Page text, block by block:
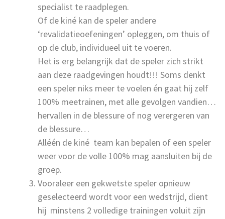
specialist te raadplegen.
Of de kiné kan de speler andere
‘revalidatieoefeningen’ opleggen, om thuis of
op de club, individueel uit te voeren.
Het is erg belangrijk dat de speler zich strikt
aan deze raadgevingen houdt!!! Soms denkt
een speler niks meer te voelen én gaat hij zelf
100% meetrainen, met alle gevolgen vandien…
hervallen in de blessure of nog verergeren van
de blessure…
Alléén de kiné team kan bepalen of een speler
weer voor de volle 100% mag aansluiten bij de
groep.
Vooraleer een gekwetste speler opnieuw
geselecteerd wordt voor een wedstrijd, dient
hij minstens 2 volledige trainingen voluit zijn